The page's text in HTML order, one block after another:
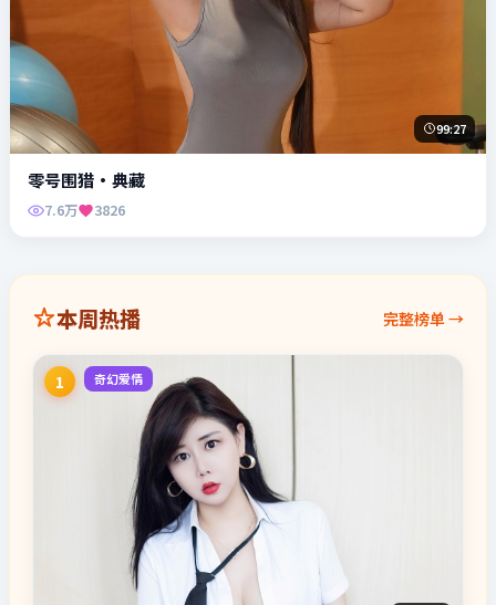
99:27
零号围猎·典藏
7.6万 3826
本周热播 完整榜单 →
1 奇幻爱情